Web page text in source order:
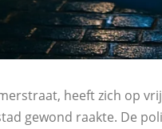
heeft zich op
gewond raakte. De